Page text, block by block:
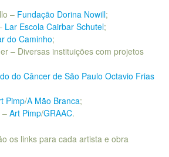
– Fundação Dorina Nowill;
Lar Escola Cairbar Schutel;
do Caminho;
– Diversas instituições com projetos
do Câncer de São Paulo Octavio Frias
Pimp/A Mão Branca;
– Art Pimp/GRAAC.
os links para cada artista e obra